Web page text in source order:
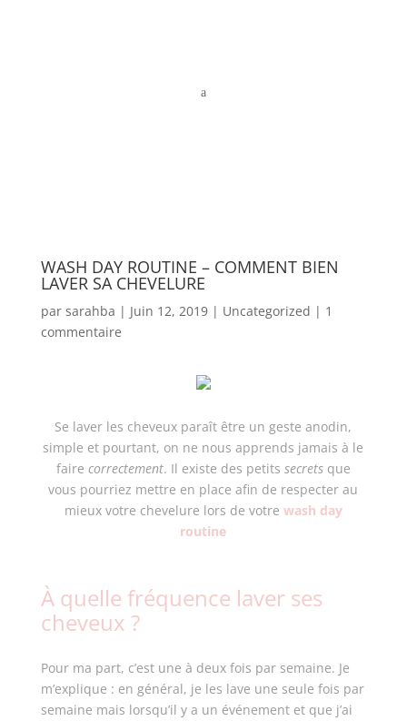
a
WASH DAY ROUTINE – COMMENT BIEN
LAVER SA CHEVELURE
par sarahba | Juin 12, 2019| Uncategorized | 1
commentaire
Se laver les cheveux paraît être un geste anodin,
simple et pourtant, on ne nous apprends jamais à le
faire correctement. Il existe des petits secretsque
vous pourriez mettre en place afin de respecter au
mieux votre chevelure lors de votre wash day
routine
À quelle fréquence laver ses
cheveux ?
Pour ma part, c’est une à deux fois par semaine. Je
m’explique : en général, je les lave une seule fois par
semaine mais lorsqu’il y a un événement et que j’ai